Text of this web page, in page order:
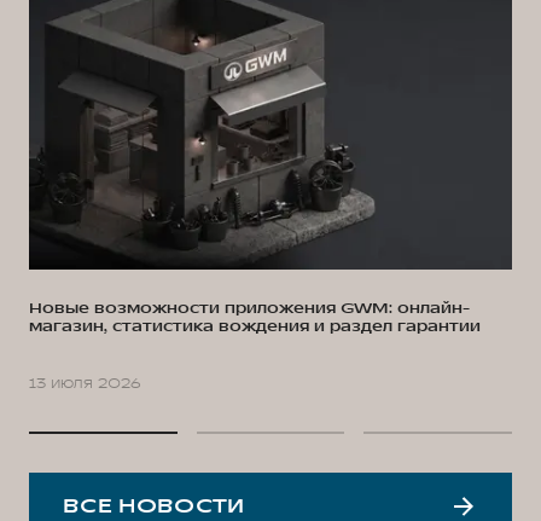
Новые возможности приложения GWM: онлайн-
магазин, статистика вождения и раздел гарантии
13 июля 2026
ВСЕ НОВОСТИ